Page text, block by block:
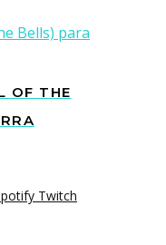
OF THE
Twitch